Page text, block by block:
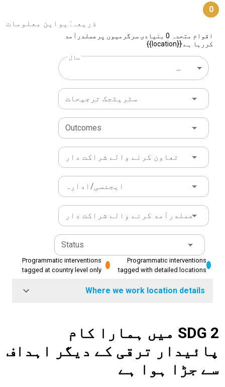
0
ذریعہ: یواین معلومات
اقوام متحدہ 0 بنیادی سرگرمیوں پرعملدرآمد
کررہا ہے {{location}}
سال
...
سٹریٹجک ترجیحات
Outcomes
تعاون کرنے والے شراکت دار
ایجنسی/ادارہ
عملدرآمد کرنے والے شراکت دار
Status
Programmatic interventions
tagged with detailed locations
Programmatic interventions
tagged at country level only
Where we work location details
SDG 2 میں ہمارا کام
پائیدار ترقی کے دیگر اہداف
سے جڑا ہوا ہے